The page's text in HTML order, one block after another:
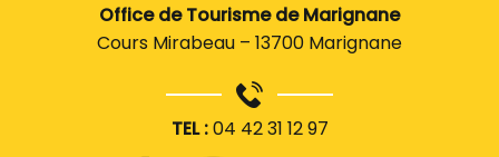
Office de Tourisme de Marignane
Cours Mirabeau – 13700 Marignane
TEL :04 42 31 12 97